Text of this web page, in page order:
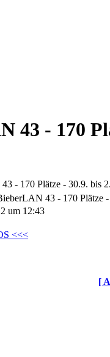
43 - 170
- 170 Plätze - 30.9. bis
43 - 170 Plätze
um 12:43
<<<
[